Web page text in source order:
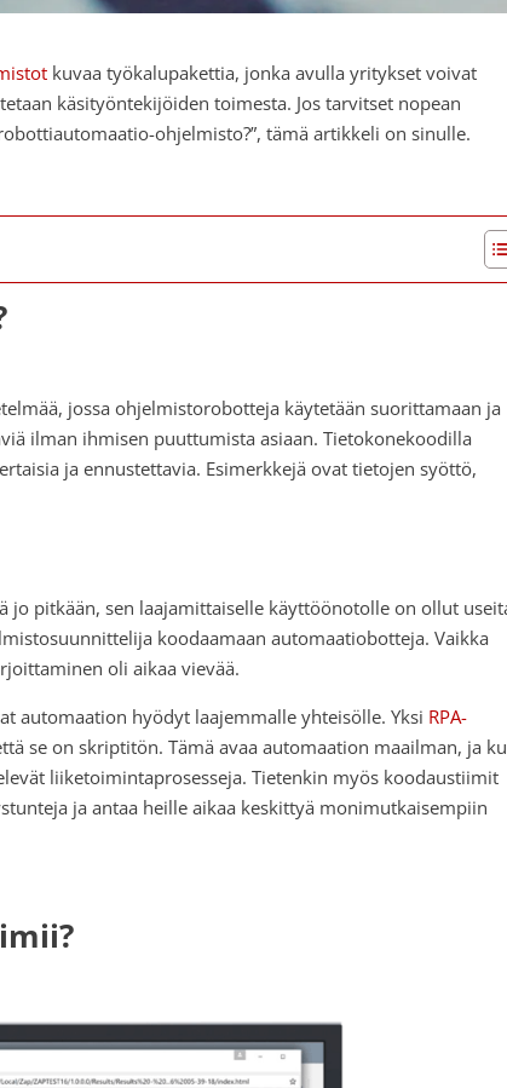
kuvaa työkalupakettia, jonka avulla yritykset voivat
käsityöntekijöiden toimesta. Jos tarvitset nopean
ohjelmisto?”, tämä artikkeli on sinulle.
jossa ohjelmistorobotteja käytetään suorittamaan ja
ilman ihmisen puuttumista asiaan. Tietokonekoodilla
ja ennustettavia. Esimerkkejä ovat tietojen syöttö,
jo pitkään, sen laajamittaiselle käyttöönotolle on ollut
koodaamaan automaatiobotteja. Vaikka
oli aikaa vievää.
automaation hyödyt laajemmalle yhteisölle. Yksi RPA-
se on skriptitön. Tämä avaa automaation maailman, ja
liiketoimintaprosesseja. Tietenkin myös koodaustiimit
ja antaa heille aikaa keskittyä monimutkaisempiin